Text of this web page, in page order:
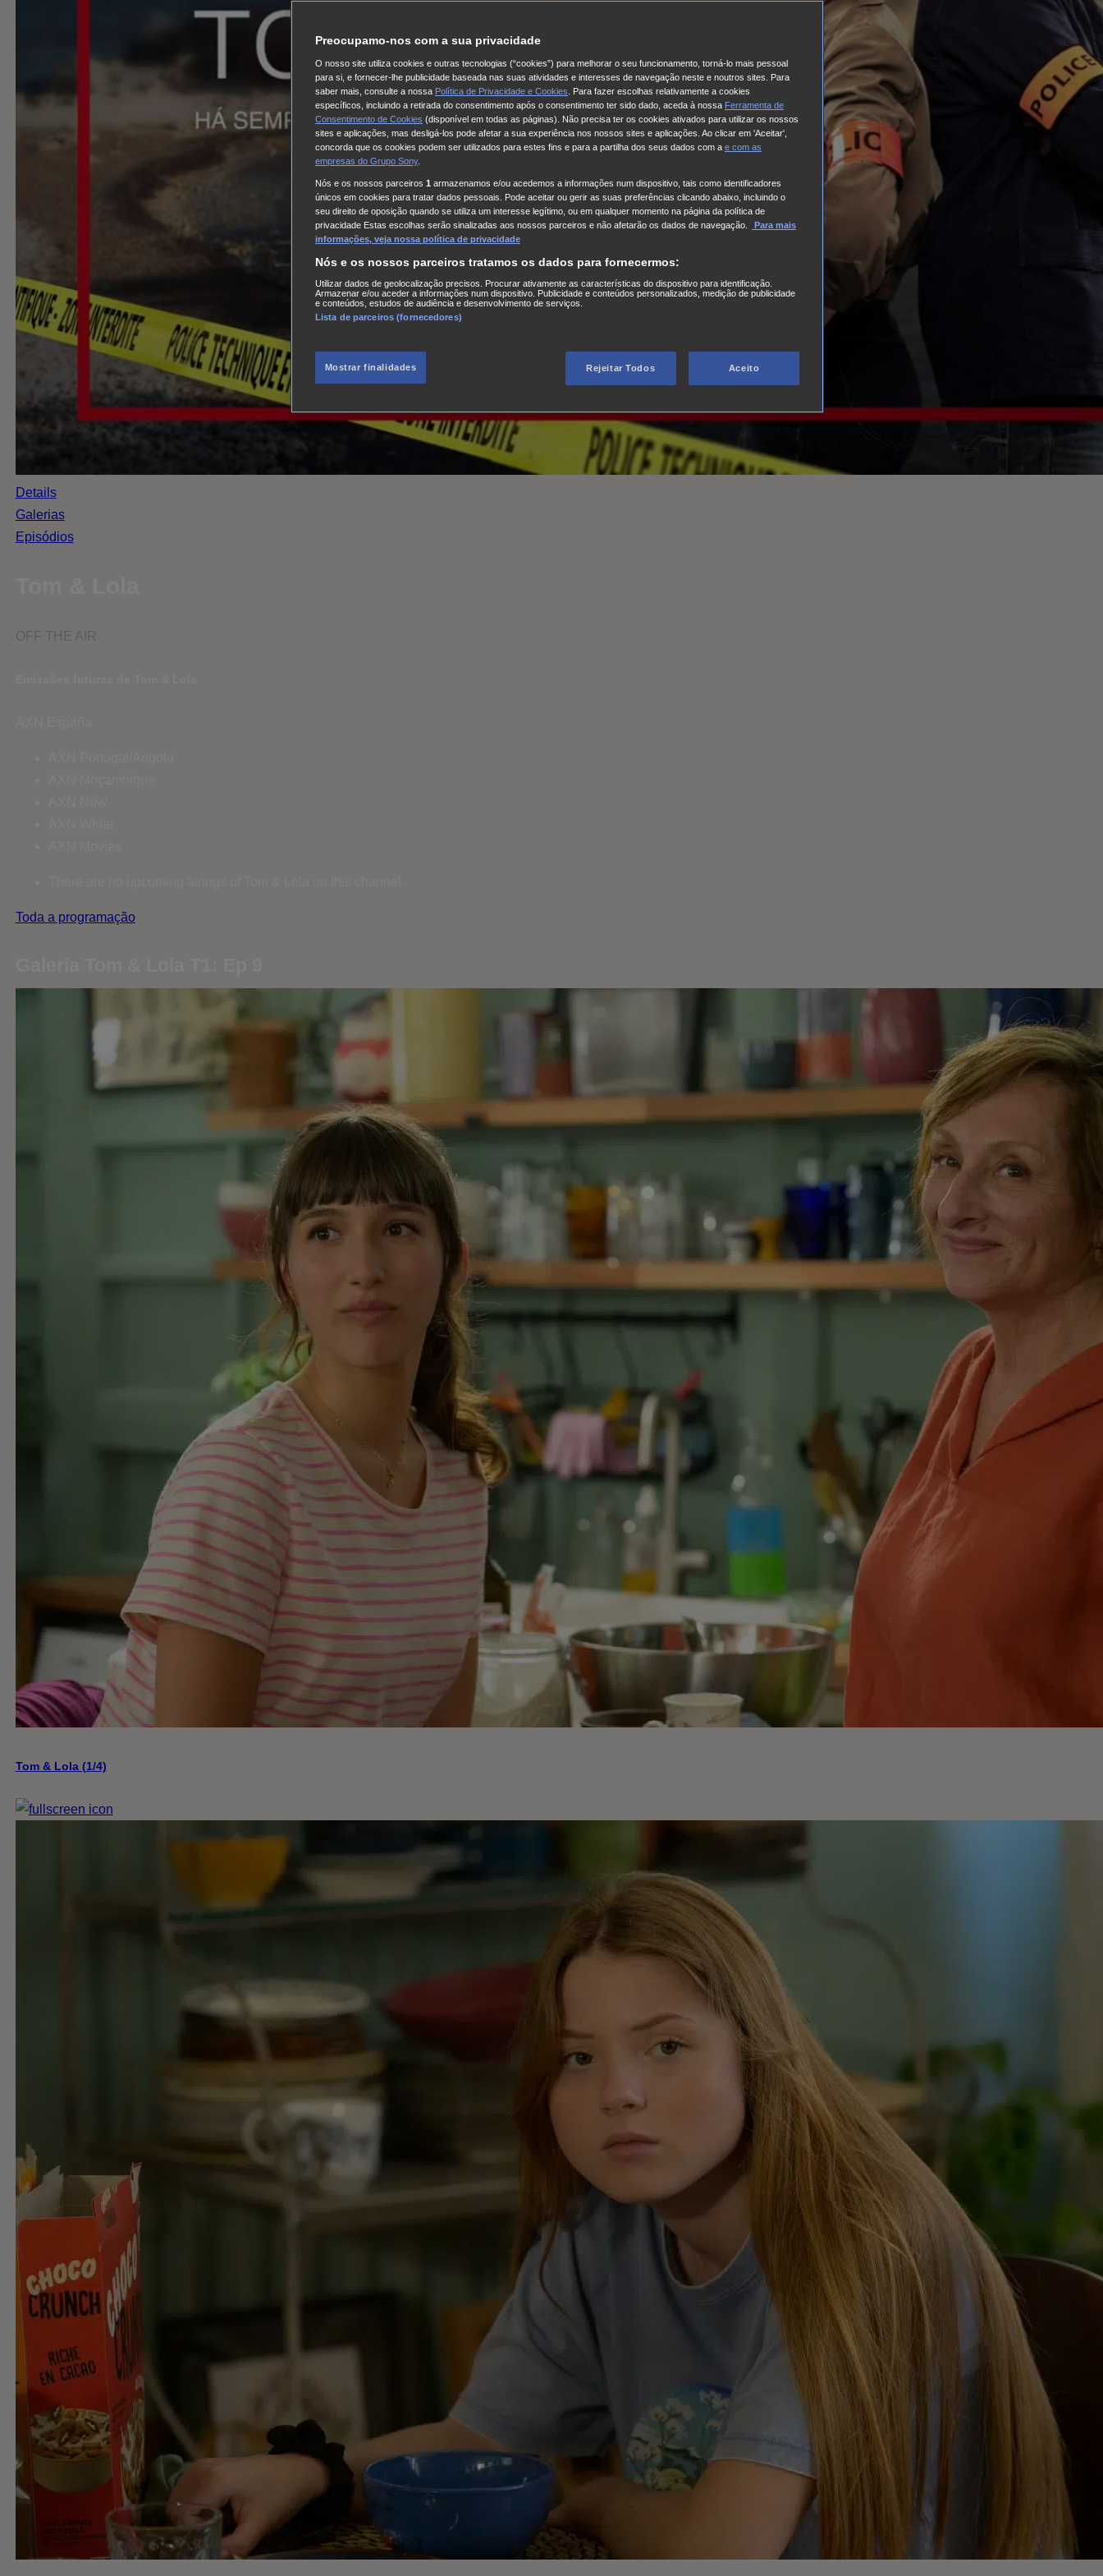
Details
Galerias
Episódios
OFF THE AIR
Toda a programação
Tom & Lola (1/4)
Preocupamo-nos com a sua privacidade
O nosso site utiliza cookies e outras tecnologias (“cookies”) para melhorar o seu funcionamento, torná-lo mais pessoal
para si, e fornecer-lhe publicidade baseada nas suas atividades e interesses de navegação neste e noutros sites. Para
saber mais, consulte a nossa Política de Privacidade e Cookies . Para fazer escolhas relativamente a cookies
específicos, incluindo a retirada do consentimento após o consentimento ter sido dado, aceda à nossa Ferramenta de
Consentimento de Cookies (disponível em todas as páginas). Não precisa ter os cookies ativados para utilizar os nossos
sites e aplicações, mas desligá-los pode afetar a sua experiência nos nossos sites e aplicações. Ao clicar em 'Aceitar',
concorda que os cookies podem ser utilizados para estes fins e para a partilha dos seus dados com a e com as
empresas do Grupo Sony.
Nós e os nossos parceiros 1 armazenamos e/ou acedemos a informações num dispositivo, tais como identificadores
únicos em cookies para tratar dados pessoais. Pode aceitar ou gerir as suas preferências clicando abaixo, incluindo o
seu direito de oposição quando se utiliza um interesse legítimo, ou em qualquer momento na página da política de
privacidade Estas escolhas serão sinalizadas aos nossos parceiros e não afetarão os dados de navegação.
Para mais
informações, veja nossa política de privacidade
Nós e os nossos parceiros tratamos os dados para fornecermos:
Utilizar dados de geolocalização precisos. Procurar ativamente as características do dispositivo para identificação.
Armazenar e/ou aceder a informações num dispositivo. Publicidade e conteúdos personalizados, medição de publicidade
e conteúdos, estudos de audiência e desenvolvimento de serviços.
Lista de parceiros (fornecedores)
Mostrar finalidades Rejeitar Todos Aceito